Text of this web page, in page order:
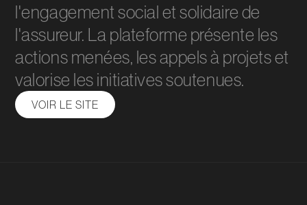
l'engagement social et solidaire de
l'assureur. La plateforme présente les
actions menées, les appels à projets et
valorise les initiatives soutenues.
VOIR LE SITE